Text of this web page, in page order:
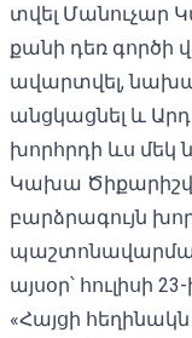
տվել Մանուչար
քանի դեռ գործի
ավարտվել,
անցկացնել և
խորհրդի ևս մեկ
Կախա
բարձրագույն
այսօր՝ հուլիսի 23-
«Հայցի